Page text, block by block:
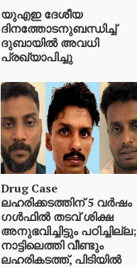
യുഎഇ ദേശീയ
ദിനത്തോടനുബന്ധിച്ച്
ദുബായിൽ അവധി
പ്രഖ്യാപിച്ചു
Drug Case
ലഹരിക്കടത്തിന് 5 വർഷം
ഗൾഫിൽ തടവ് ശിക്ഷ
അനുഭവിച്ചിട്ടും പഠിച്ചില്ല;
നാട്ടിലെത്തി വീണ്ടും
ലഹരികടത്ത്, പിടിയിൽ